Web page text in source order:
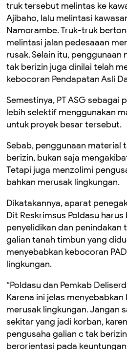
truk tersebut melintas ke
Ajibaho, lalu melintasi
Namorambe. Truk-truk
melintasi jalan pedesaaan
rusak. Selain itu,
tak berizin juga dinilai telah
kebocoran Pendapatan Asli
Semestinya, PT ASG sebagai
lebih selektif menggunakan
untuk proyek besar tersebut.
Sebab, penggunaan material
berizin, bukan saja
Tetapi juga menzolimi
bahkan merusak lingkungan.
Dikatakannya, aparat
Dit Reskrimsus Poldasu
penyelidikan dan penindakan
galian tanah timbun yang
menyebabkan kebocoran
lingkungan.
“Poldasu dan Pemkab
Karena ini jelas
merusak lingkungan. Jangan
sekitar yang jadi korban,
pengusaha galian c tak
berorientasi pada